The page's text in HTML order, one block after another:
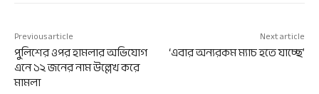
Previous article
পুলিশের ওপর হামলার অভিযোগ
এনে ১২ জনের নাম উল্লেখ করে
মামলা
Next article
‘এবার অন্যরকম ম্যাচ হতে যাচ্ছে’